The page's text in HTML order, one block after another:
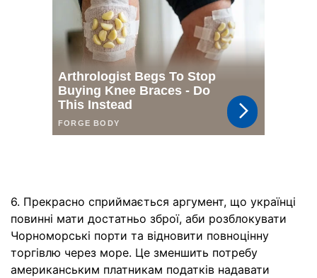
6. Прекрасно сприймається аргумент, що українці
повинні мати достатньо зброї, аби розблокувати
Чорноморські порти та відновити повноцінну
торгівлю через море. Це зменшить потребу
американським платникам податків надавати